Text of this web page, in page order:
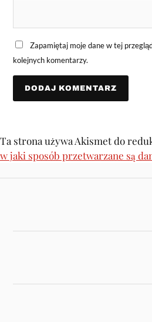
Zapamiętaj moje dane w tej
kolejnych komentarzy.
Ta strona używa Akismet do
w jaki sposób przetwarzane są